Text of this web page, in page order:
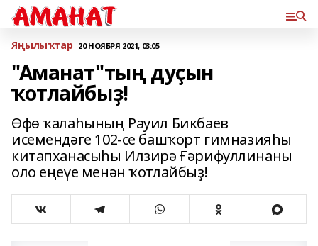
Яңылыҡтар 20 НОЯБРЯ 2021, 03:05
"Аманат"тың дуҫын
ҡотлайбыҙ!
Өфө ҡалаһының Рауил Бикбаев
исемендәге 102-се башҡорт гимназияһы
китапханасыһы Илзирә Ғәрифуллинаны
оло еңеүе менән ҡотлайбыҙ!